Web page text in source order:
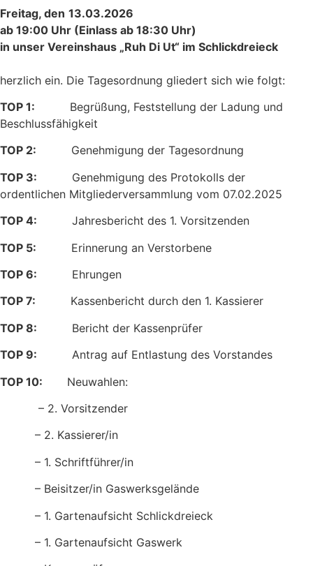
Freitag, den 13.03.2026
ab 19:00 Uhr (Einlass ab 18:30 Uhr)
in unser Vereinshaus „Ruh Di Ut“ im Schlickdreieck
herzlich ein. Die Tagesordnung gliedert sich wie folgt:
TOP 1: Begrüßung, Feststellung der Ladung und
Beschlussfähigkeit
TOP 2: Genehmigung der Tagesordnung
TOP 3: Genehmigung des Protokolls der
ordentlichen Mitgliederversammlung vom 07.02.2025
TOP 4: Jahresbericht des 1. Vorsitzenden
TOP 5: Erinnerung an Verstorbene
TOP 6: Ehrungen
TOP 7: Kassenbericht durch den 1. Kassierer
TOP 8: Bericht der Kassenprüfer
TOP 9: Antrag auf Entlastung des Vorstandes
TOP 10: Neuwahlen:
– 2. Vorsitzender
– 2. Kassierer/in
– 1. Schriftführer/in
– Beisitzer/in Gaswerksgelände
– 1. Gartenaufsicht Schlickdreieck
– 1. Gartenaufsicht Gaswerk